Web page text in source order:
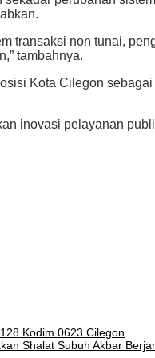
transaksi non tunai,
tambahnya.
Kota Cilegon
inovasi pelayanan
Kodim 0623 Cilegon
Shalat Subuh Akbar